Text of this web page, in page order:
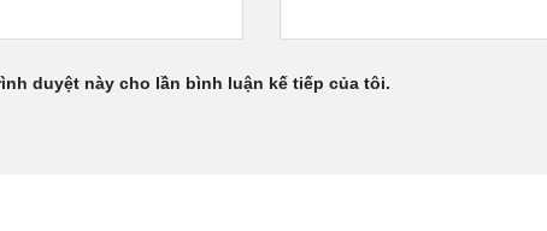
duyệt này cho lần bình luận kế tiếp của tôi.